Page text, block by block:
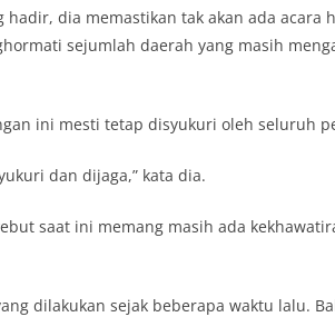
dia memastikan tak akan ada acara
sejumlah daerah yang masih
ini mesti tetap disyukuri oleh seluruh
dan dijaga,” kata dia.
saat ini memang masih ada
dilakukan sejak beberapa waktu lalu.